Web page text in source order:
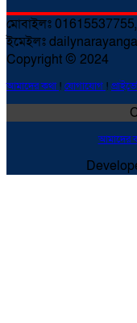
মোবাইলঃ
ইমেইলঃ
Copyright © 2024
আমাদের কথা! যোগাযোগ !
আমাদের